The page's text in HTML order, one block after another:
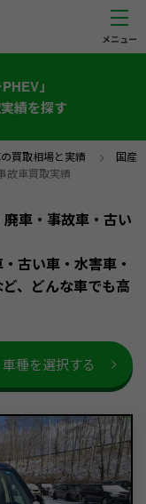
」
績を探す
買取相場と実績 > 国産
故車買取実績
車・事故車・古い
古い車・水害車・
、どんな車でも高
種を選択する